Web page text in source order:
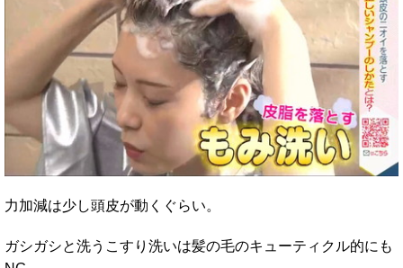
力加減は少し頭皮が動くぐらい。
ガシガシと洗うこすり洗いは髪の毛のキューティクル的にも